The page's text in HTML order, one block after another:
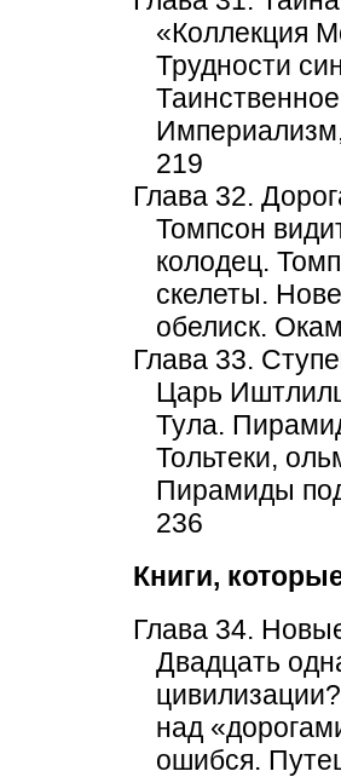
«Коллекция
Трудности
219
Глава 32.
Томпсон
колодец.
скелеты.
обелиск.
Глава 33.
Царь
Тула.
Тольтеки,
Пирамиды
236
Книги,
Глава 34.
Двадцать
над
ошибся.